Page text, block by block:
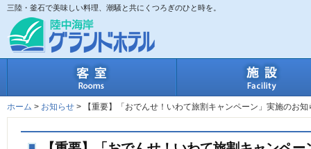
三陸・釜石で美味しい料理、潮騒と共にくつろぎのひと時を。
客室
ホーム > お知らせ > 【重要】「おでんせ！いわて旅割キャンペーン」実施のお知